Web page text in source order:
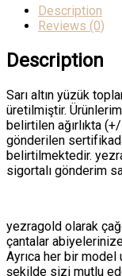
Description
Reviews (0)
Description
Sarı altın yüzük
üretilmiştir.
belirtilen ağırlıkta
gönderilen
belirtilmektedir.
sigortalı gönderim
yezragold olarak
çantalar
Ayrıca her bir
şekilde sizi mutlu